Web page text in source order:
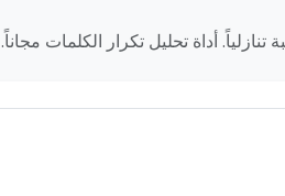
أداة تحليل تكرار الكلمات مجاناً.